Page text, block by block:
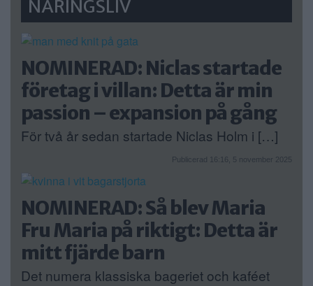
NÄRINGSLIV
NOMINERAD: Niclas startade
företag i villan: Detta är min
passion – expansion på gång
För två år sedan startade Niclas Holm i […]
Publicerad 16:16, 5 november 2025
NOMINERAD: Så blev Maria
Fru Maria på riktigt: Detta är
mitt fjärde barn
Det numera klassiska bageriet och kaféet